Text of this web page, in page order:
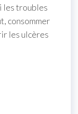
les troubles
consommer
les ulcères